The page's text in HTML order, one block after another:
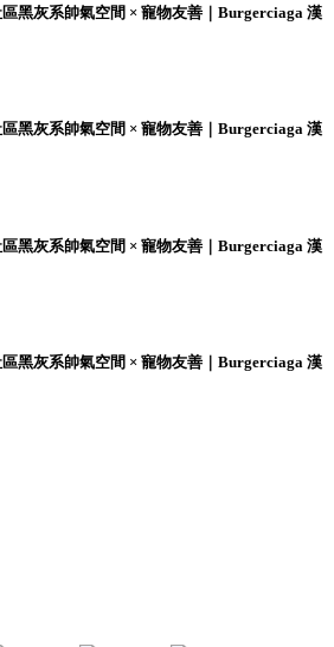
區黑灰系帥氣空間 × 寵物友善｜Burgerciaga 漢
區黑灰系帥氣空間 × 寵物友善｜Burgerciaga 漢
區黑灰系帥氣空間 × 寵物友善｜Burgerciaga 漢
區黑灰系帥氣空間 × 寵物友善｜Burgerciaga 漢